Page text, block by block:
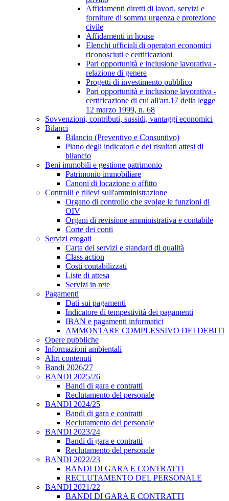
Affidamenti diretti di lavori, servizi e
forniture di somma urgenza e protezione
civile
Affidamenti in house
Elenchi ufficiali di operatori economici
riconosciuti e certificazioni
Pari opportunità e inclusione lavorativa -
relazione di genere
Progetti di investimento pubblico
Pari opportunità e inclusione lavorativa -
certificazione di cui all'art.17 della legge
12 marzo 1999, n. 68
Sovvenzioni, contributi, sussidi, vantaggi economici
Bilanci
Bilancio (Preventivo e Consuntivo)
Piano degli indicatori e dei risultati attesi di
bilancio
Beni immobili e gestione patrimonio
Patrimonio immobiliare
Canoni di locazione o affitto
Controlli e rilievi sull'amministrazione
Organo di controllo che svolge le funzioni di
OIV
Organi di revisione amministrativa e contabile
Corte dei conti
Servizi erogati
Carta dei servizi e standard di qualità
Class action
Costi contabilizzati
Liste di attesa
Servizi in rete
Pagamenti
Dati sui pagamenti
Indicatore di tempestività dei pagamenti
IBAN e pagamenti informatici
AMMONTARE COMPLESSIVO DEI DEBITI
Opere pubbliche
Informazioni ambientali
Altri contenuti
Bandi 2026/27
BANDI 2025/26
Bandi di gara e contratti
Reclutamento del personale
BANDI 2024/25
Bandi di gara e contratti
Reclutamento del personale
BANDI 2023/24
Bandi di gara e contratti
Reclutamento del personale
BANDI 2022/23
BANDI DI GARA E CONTRATTI
RECLUTAMENTO DEL PERSONALE
BANDI 2021/22
BANDI DI GARA E CONTRATTI